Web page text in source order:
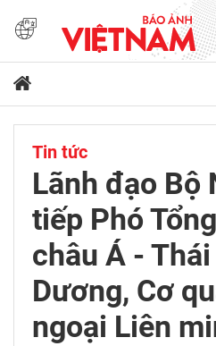
Tin tức
Lãnh đạo Bộ
tiếp Phó
châu Á -
Dương, Cơ
ngoại Liên